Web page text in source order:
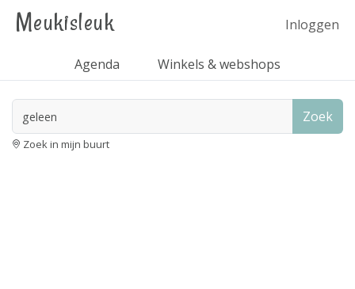
Meukisleuk Inloggen
Agenda Winkels & webshops
Zoek
Zoek in mijn buurt